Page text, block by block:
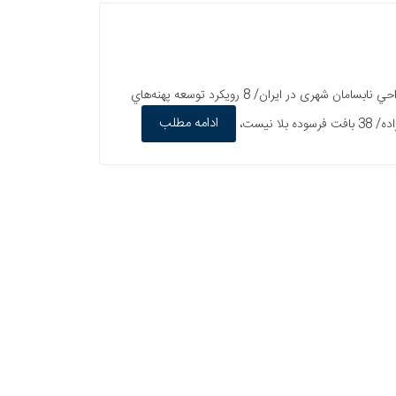
سخن روز/ محمدحسین جهانشاهی/ 2 سلام سردبیر/ بهروز مرباغی/ 3 چهارراه خبر/ 4 بافت فرسوده سند راهبردی ساماندهي و توانمندسازي نواحي نابسامان شهری در ایران/ 8 رويكرد توسعه پهنه‌هاي
ادامه مطلب